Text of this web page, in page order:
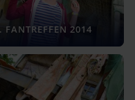
FANTREFFEN 2014